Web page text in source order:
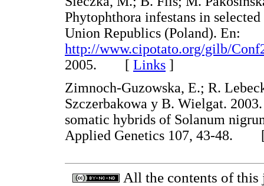
Phytophthora infestans in
Union Republics (Poland). En:
http://www.cipotato.org/gilb/
2005. [ Links ]
Zimnoch-Guzowska, E.; R.
Szczerbakowa y B. Wielgat.
somatic hybrids of Solanum
Applied Genetics 107, 43-48.
All the contents of this